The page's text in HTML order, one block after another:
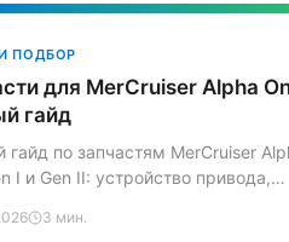
ПОДБОР
для MerCruiser Alpha
гайд
гайд по запчастям MerCruiser
I и Gen II: устройство привода,
Что менять самому, а что
3 мин.